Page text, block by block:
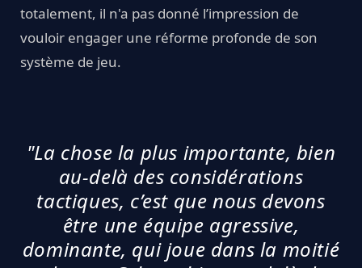
totalement, il n'a pas donné l’impression de
vouloir engager une réforme profonde de son
système de jeu.
"La chose la plus importante, bien
au-delà des considérations
tactiques, c’est que nous devons
être une équipe agressive,
dominante, qui joue dans la moitié